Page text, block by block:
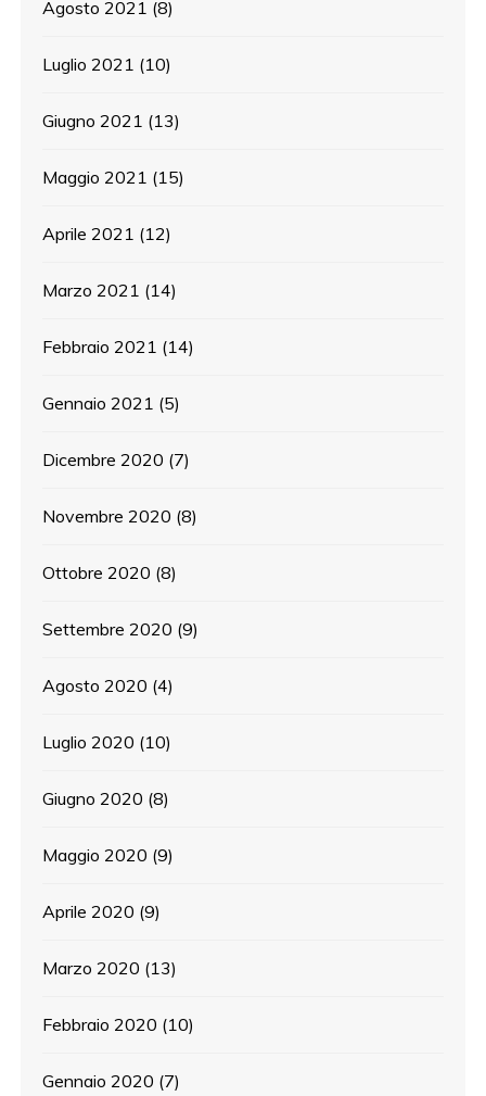
Agosto 2021 (8)
Luglio 2021 (10)
Giugno 2021 (13)
Maggio 2021 (15)
Aprile 2021 (12)
Marzo 2021 (14)
Febbraio 2021 (14)
Gennaio 2021 (5)
Dicembre 2020 (7)
Novembre 2020 (8)
Ottobre 2020 (8)
Settembre 2020 (9)
Agosto 2020 (4)
Luglio 2020 (10)
Giugno 2020 (8)
Maggio 2020 (9)
Aprile 2020 (9)
Marzo 2020 (13)
Febbraio 2020 (10)
Gennaio 2020 (7)